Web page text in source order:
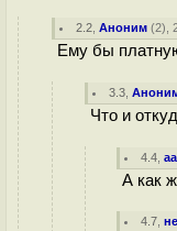
2.2 ,Аноним (2),
Ему бы
3.3 ,
Что и
4.4 ,
А как
4.7 ,